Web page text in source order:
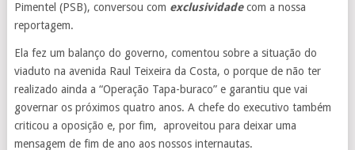
Pimentel (PSB), conversou com exclusividadecom a nossa
reportagem.
Ela fez um balanço do governo, comentou sobre a situação do
viaduto na avenida Raul Teixeira da Costa, o porque de não ter
realizado ainda a “Operação Tapa-buraco” e garantiu que vai
governar os próximos quatro anos. A chefe do executivo também
criticou a oposição e, por fim, aproveitou para deixar uma
mensagem de fim de ano aos nossos internautas.